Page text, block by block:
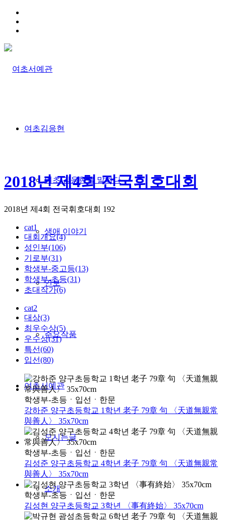
여초김응현
여초 김응현을 말하다
생애 이야기
연보
주요작품
여초서예관
모시는글
소개
2018년 제4회 전국휘호대회
2018년 제4회 전국휘호대회 192
cat1
대회개요(4)
성인부(106)
기로부(31)
학생부-중고등(13)
학생부-초등(31)
초대작가(6)
cat2
대상(3)
최우수상(5)
우수상(31)
특선(60)
입선(80)
학생부-초등 ㆍ 입선 ㆍ 한문
강하준 양구초등학교 1학년 老子 79章 句 〈天道無親常
與善人〉 35x70cm
학생부-초등 ㆍ 입선 ㆍ 한문
김성준 양구초등학교 4학년 老子 79章 句 〈天道無親常
與善人〉 35x70cm
학생부-초등 ㆍ 입선 ㆍ 한문
김성현 양구초등학교 3학년 〈事有終始〉 35x70cm